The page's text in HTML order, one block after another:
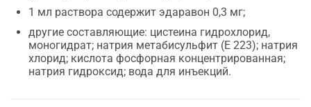
1 мл раствора содержит эдаравон 0,3 мг;
другие составляющие: цистеина гидрохлорид,
моногидрат; натрия метабисульфит (Е 223); натрия
хлорид; кислота фосфорная концентрированная;
натрия гидроксид; вода для инъекций.